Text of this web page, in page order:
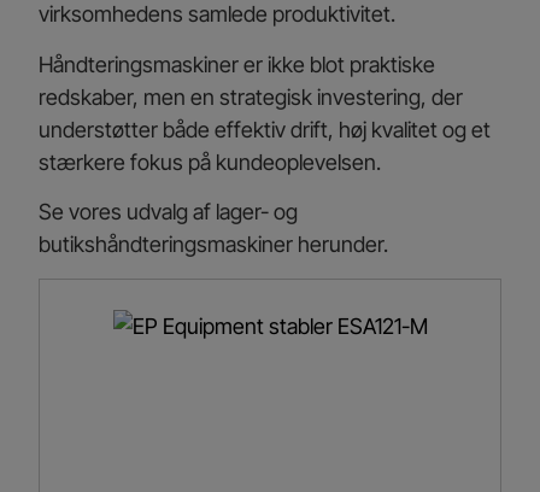
virksomhedens samlede produktivitet.
Håndteringsmaskiner er ikke blot praktiske
redskaber, men en strategisk investering, der
understøtter både effektiv drift, høj kvalitet og et
stærkere fokus på kundeoplevelsen.
Se vores udvalg af lager- og
butikshåndteringsmaskiner herunder.